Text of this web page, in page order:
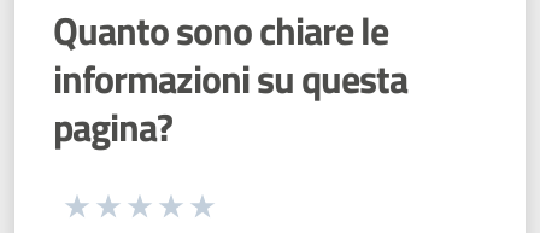
Quanto sono chiare le
informazioni su questa
pagina?
Seleziona una valutazione da 1 a 5 stelle